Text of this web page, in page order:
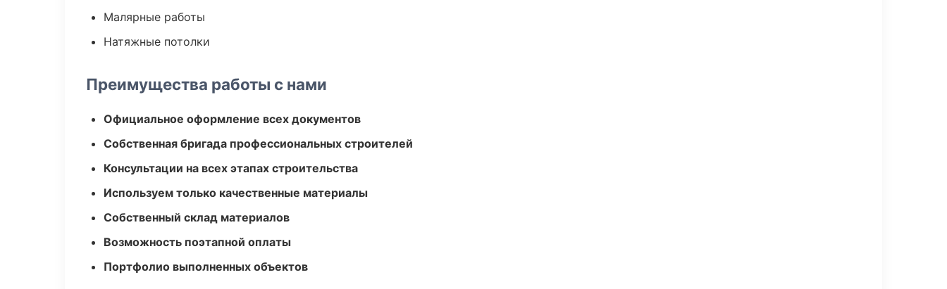
Малярные работы
Натяжные потолки
Преимущества работы с нами
Официальное оформление всех документов
Собственная бригада профессиональных строителей
Консультации на всех этапах строительства
Используем только качественные материалы
Собственный склад материалов
Возможность поэтапной оплаты
Портфолио выполненных объектов